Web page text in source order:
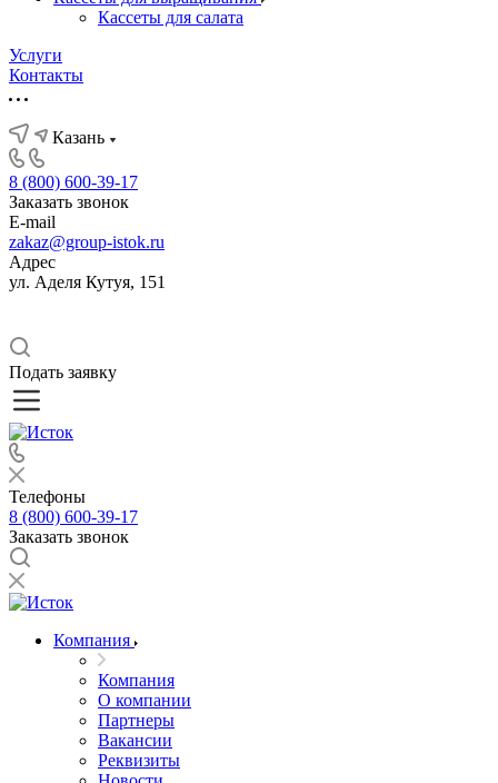
Кассеты для салата
Услуги
Контакты
Казань
8 (800) 600-39-17
Заказать звонок
E-mail
zakaz@group-istok.ru
Адрес
ул. Аделя Кутуя, 151
Подать заявку
Телефоны
8 (800) 600-39-17
Заказать звонок
Компания
Компания
О компании
Партнеры
Вакансии
Реквизиты